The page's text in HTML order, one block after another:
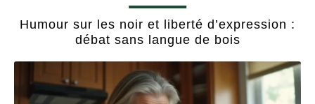
Humour sur les noir et liberté d’expression :
débat sans langue de bois